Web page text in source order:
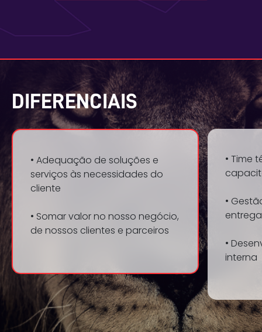
DIFERENCIAIS
• Adequação de soluções e
serviços às necessidades do
cliente
• Somar valor no nosso negócio,
de nossos clientes e parceiros
• Time
•
•
interna